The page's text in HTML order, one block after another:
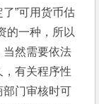
”可用货币估
的一种，所以
当然需要依法
有关程序性
部门审核时可